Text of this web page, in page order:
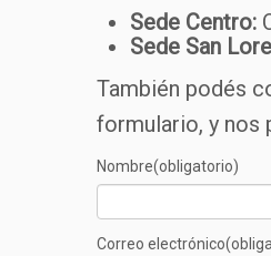
Sede Centro:
Sede San
También podés
formulario, y nos
Nombre(obligatorio)
Correo electrónico